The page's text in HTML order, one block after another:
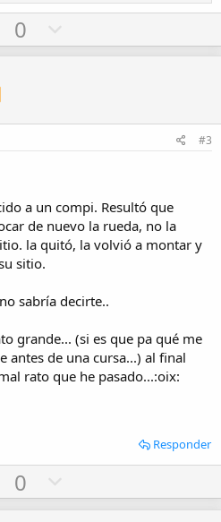
U
p
o
0
o
#3
a un compi. Resultó que
de nuevo la rueda, no la
la quitó, la volvió a montar y
sitio.
sabría decirte..
grande... (si es que pa qué me
antes de una cursa...) al final
rato que he pasado...:oix:
Responder
U
p
0
o